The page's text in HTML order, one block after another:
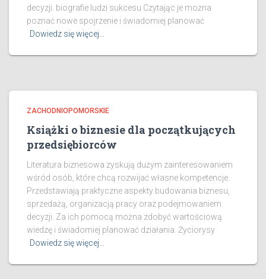
decyzji. biografie ludzi sukcesu Czytając je można
poznać nowe spojrzenie i świadomiej planować
Dowiedz się więcej…
ZACHODNIOPOMORSKIE
Książki o biznesie dla początkujących
przedsiębiorców
Literatura biznesowa zyskują dużym zainteresowaniem
wśród osób, które chcą rozwijać własne kompetencje.
Przedstawiają praktyczne aspekty budowania biznesu,
sprzedażą, organizacją pracy oraz podejmowaniem
decyzji. Za ich pomocą można zdobyć wartościową
wiedzę i świadomiej planować działania. Życiorysy
Dowiedz się więcej…